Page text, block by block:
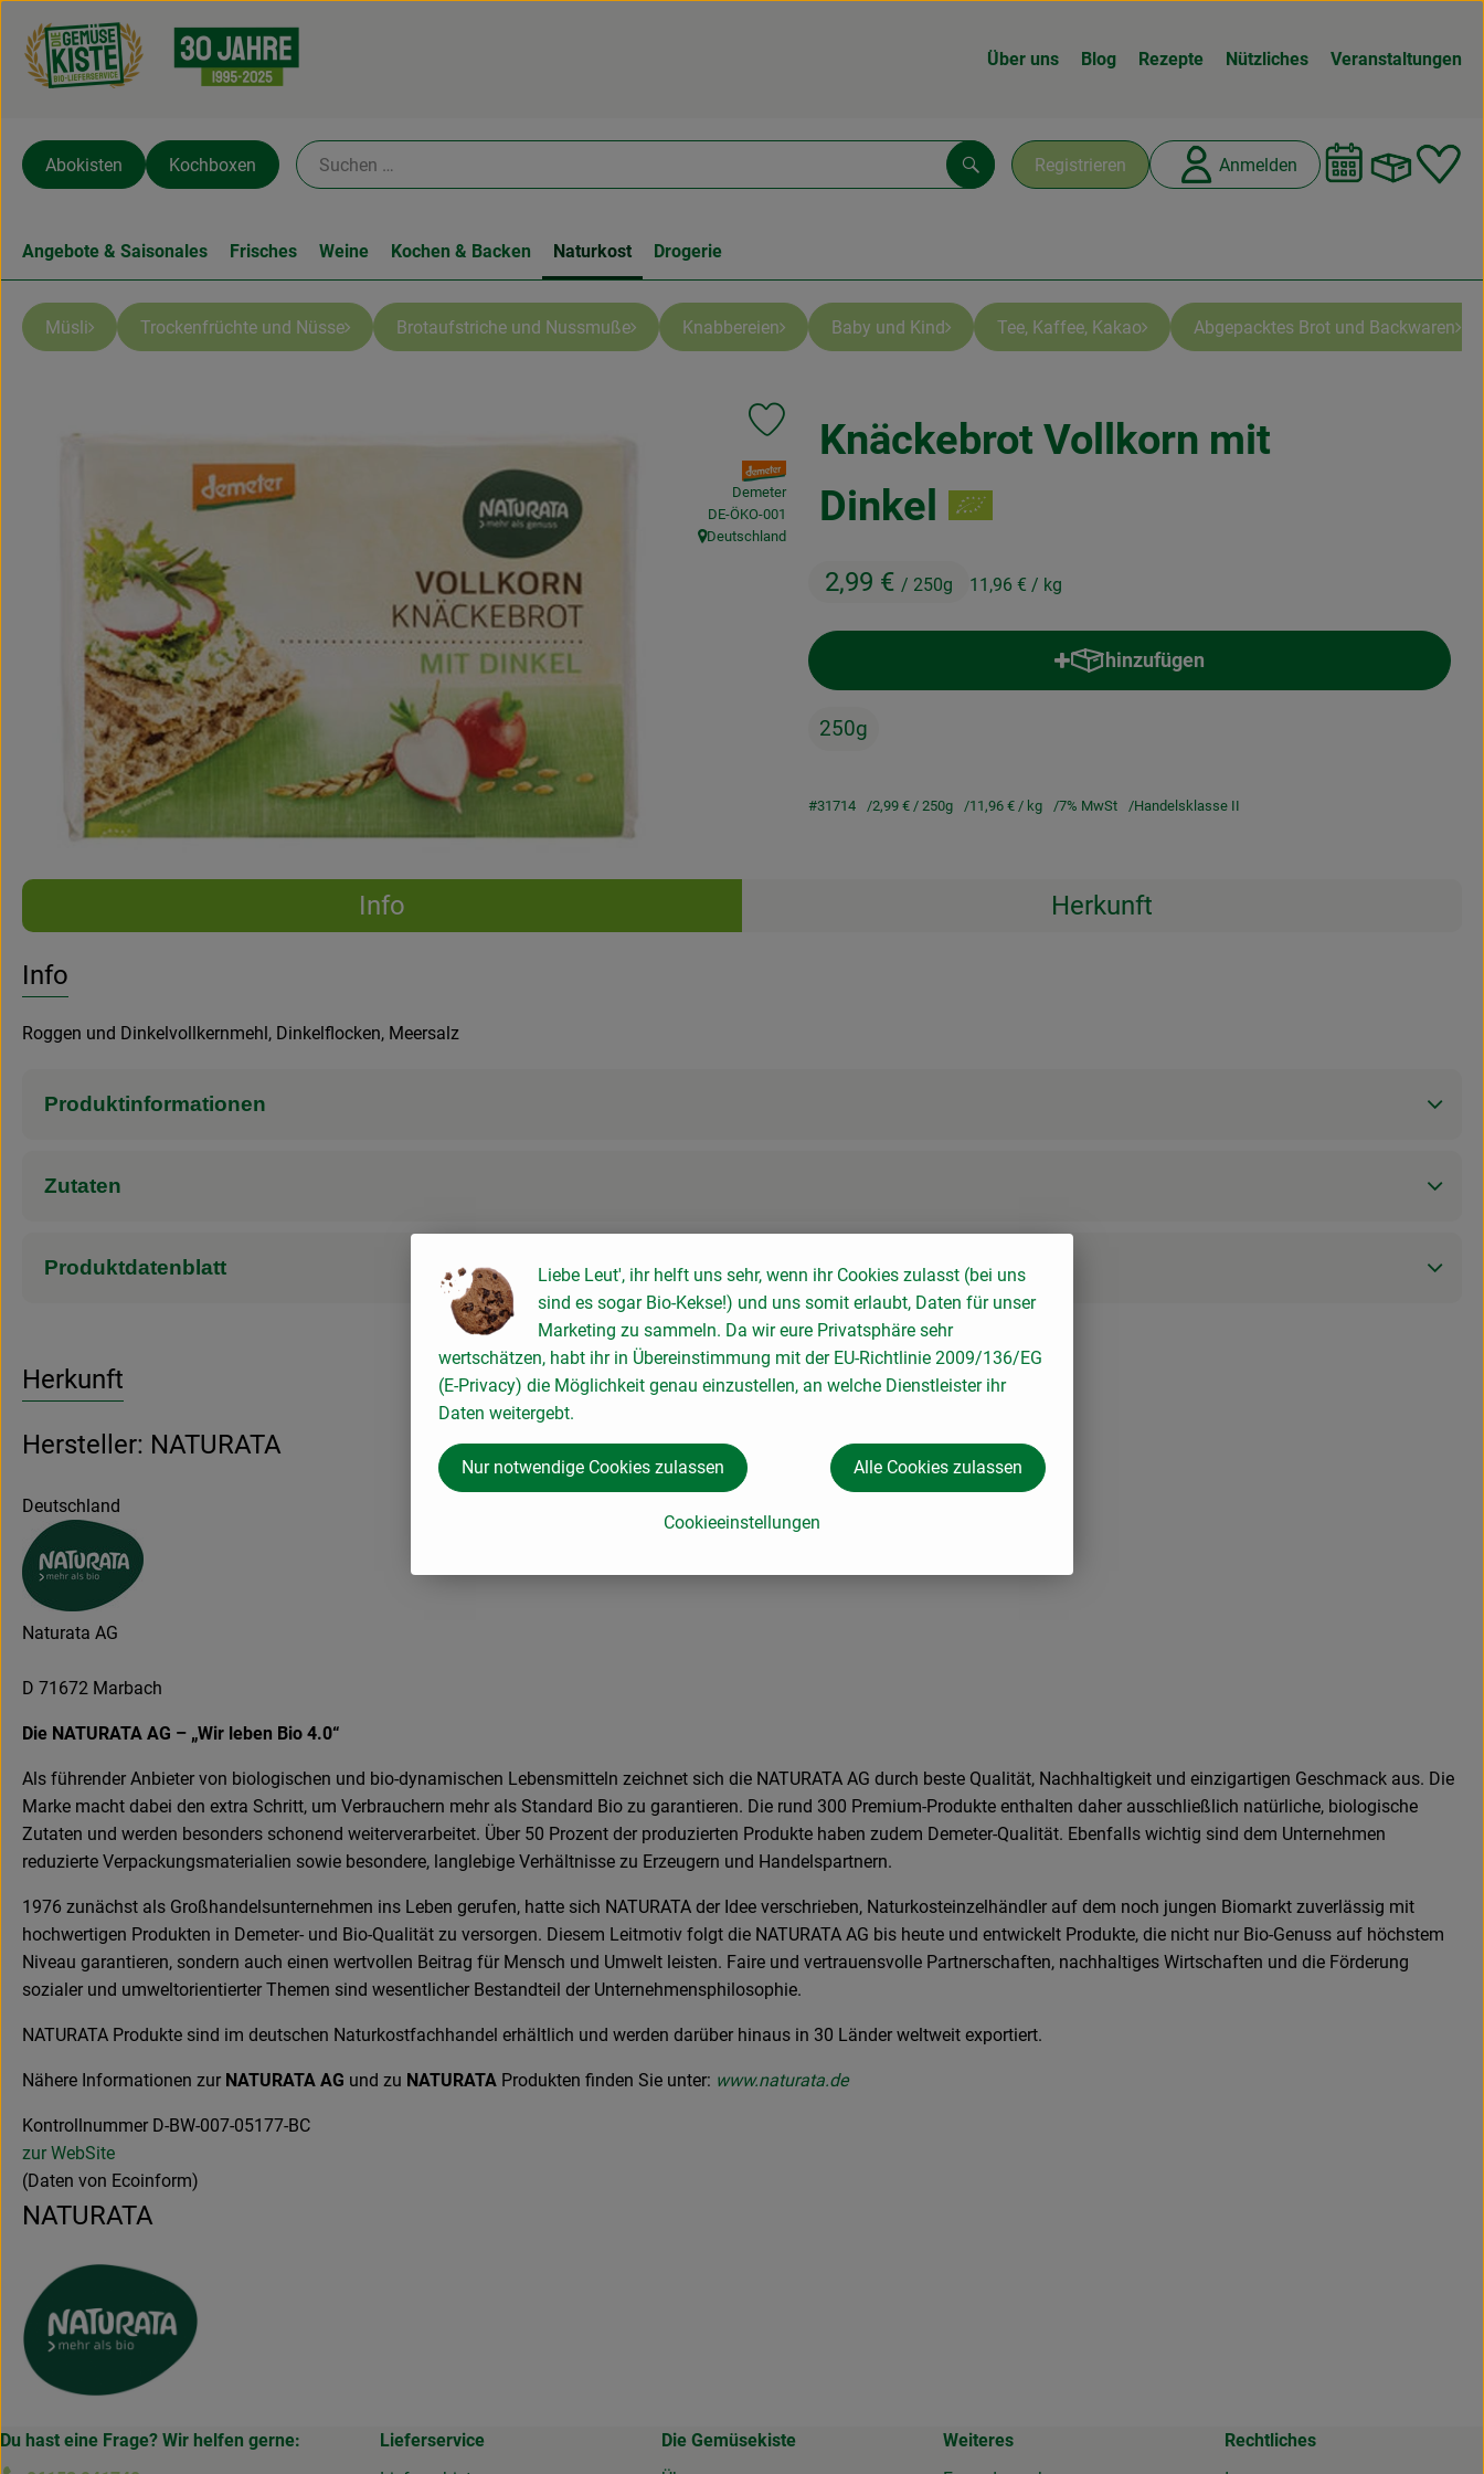
Über uns Blog Rezepte Nützliches Veranstaltungen
Registrieren Anmelden
Suchen
Abokisten Kochboxen
Angebote & Saisonales Frisches Weine Kochen & Backen Naturkost Drogerie
Müsli Trockenfrüchte und Nüsse Brotaufstriche und Nussmuße Knabbereien Baby und Kind Tee, Kaffee, Kakao Abgepacktes Brot und Backwaren
Knäckebrot Vollkorn mit
Dinkel
2,99 € / 250g 11,96 € / kg
Produkt zu Favouriten hinzufügen
, Verband:
Demeter
, Kontrollstelle:
DE-ÖKO-001
, Herkunft:
Deutschland
hinzufügen
Produkt zum Warenkorb hinzufügen
250g
#31714 2,99 € / 250g 11,96 € / kg 7% MwSt Handelsklasse II
Rezepte
Info
Herkunft
Info
Roggen und Dinkelvollkernmehl, Dinkelflocken, Meersalz
Produktinformationen
Zutaten
Produktdatenblatt
Herkunft
Hersteller: NATURATA
Deutschland
Naturata AG
D 71672 Marbach
Die NATURATA AG – „Wir leben Bio 4.0“
Als führender Anbieter von biologischen und bio-dynamischen Lebensmitteln zeichnet sich die NATURATA AG durch beste Qualität, Nachhaltigkeit und einzigartigen Geschmack aus. Die
Marke macht dabei den extra Schritt, um Verbrauchern mehr als Standard Bio zu garantieren. Die rund 300 Premium-Produkte enthalten daher ausschließlich natürliche, biologische
Zutaten und werden besonders schonend weiterverarbeitet. Über 50 Prozent der produzierten Produkte haben zudem Demeter-Qualität. Ebenfalls wichtig sind dem Unternehmen
reduzierte Verpackungsmaterialien sowie besondere, langlebige Verhältnisse zu Erzeugern und Handelspartnern.
1976 zunächst als Großhandelsunternehmen ins Leben gerufen, hatte sich NATURATA der Idee verschrieben, Naturkosteinzelhändler auf dem noch jungen Biomarkt zuverlässig mit
hochwertigen Produkten in Demeter- und Bio-Qualität zu versorgen. Diesem Leitmotiv folgt die NATURATA AG bis heute und entwickelt Produkte, die nicht nur Bio-Genuss auf höchstem
Niveau garantieren, sondern auch einen wertvollen Beitrag für Mensch und Umwelt leisten. Faire und vertrauensvolle Partnerschaften, nachhaltiges Wirtschaften und die Förderung
sozialer und umweltorientierter Themen sind wesentlicher Bestandteil der Unternehmensphilosophie.
NATURATA Produkte sind im deutschen Naturkostfachhandel erhältlich und werden darüber hinaus in 30 Länder weltweit exportiert.
Nähere Informationen zur NATURATA AG und zu NATURATA Produkten finden Sie unter: www.naturata.de
Kontrollnummer D-BW-007-05177-BC
zur WebSite
(Daten von Ecoinform)
NATURATA
Du hast eine Frage? Wir helfen gerne:
Lieferservice
Die Gemüsekiste
Weiteres
Rechtliches
Liebe Leut', ihr helft uns sehr, wenn ihr Cookies zulasst (bei uns
sind es sogar Bio-Kekse!) und uns somit erlaubt, Daten für unser
Marketing zu sammeln. Da wir eure Privatsphäre sehr
wertschätzen, habt ihr in Übereinstimmung mit der EU-Richtlinie 2009/136/EG
(E-Privacy) die Möglichkeit genau einzustellen, an welche Dienstleister ihr
Daten weitergebt.
Cookieeinstellungen
Nur notwendige Cookies zulassen Alle Cookies zulassen